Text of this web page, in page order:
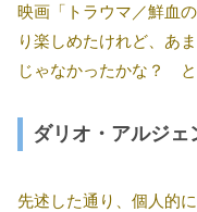
映画「トラウマ／鮮血
り楽しめたけれど、あ
じゃなかったかな？ と
ダリオ・アルジェ
先述した通り、個人的